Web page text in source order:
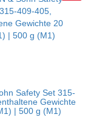
Safety Set 315-
Gewichte
| 500 g (M1)